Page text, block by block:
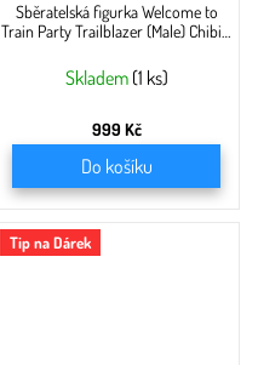
Sběratelská figurka Welcome to
Train Party Trailblazer (Male) Chibi -
Skladem (1 ks)
999 Kč
Do košíku
Tip na Dárek